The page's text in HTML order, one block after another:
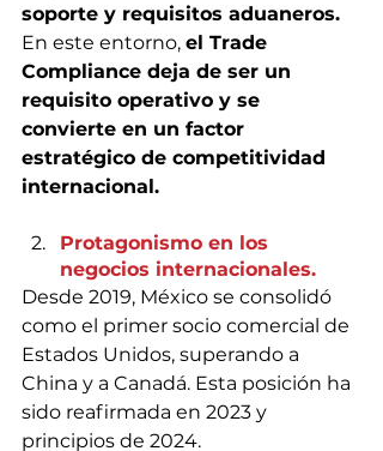
soporte y requisitos aduaneros.
En este entorno, el Trade
Compliance deja de ser un
requisito operativo y se
convierte en un factor
estratégico de competitividad
internacional.
Protagonismo en los
negocios internacionales.
Desde 2019, México se consolidó
como el primer socio comercial de
Estados Unidos, superando a
China y a Canadá. Esta posición ha
sido reafirmada en 2023 y
principios de 2024.